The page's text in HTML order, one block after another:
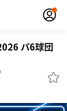
パ6球団